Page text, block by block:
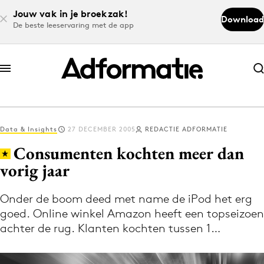
Jouw vak in je broekzak!
De beste leeservaring met de app
Download
Abonneer nu
Abonneer nu
Log in
Volg het laatste nieuws via de Adformatie
Nieuws app
Data & Insights 27 DECEMBER 2005 REDACTIE ADFORMATIE
Consumenten kochten meer dan
vorig jaar
Onder de boom deed met name de iPod het erg
goed. Online winkel Amazon heeft een topseizoen
achter de rug. Klanten kochten tussen 1…